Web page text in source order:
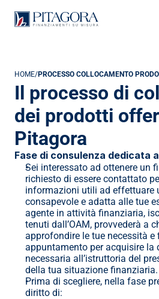
VAI AL CONTENUTO
VAI AL FOOTER
HOME/PROCESSO COLLOCAMENTO
Il processo di
dei prodotti
Pitagora
Fase di consulenza dedicata
Sei interessato ad ottenere un
richiesto di essere contattato
informazioni utili ad effettuare
consapevole e adatta alle tue
agente in attività finanziaria,
tenuti dall’OAM, provvederà a
approfondire le tue necessità e
appuntamento per acquisire la
necessaria all’istruttoria del
della tua situazione finanziaria.
Prima di scegliere, nella fase
diritto di: